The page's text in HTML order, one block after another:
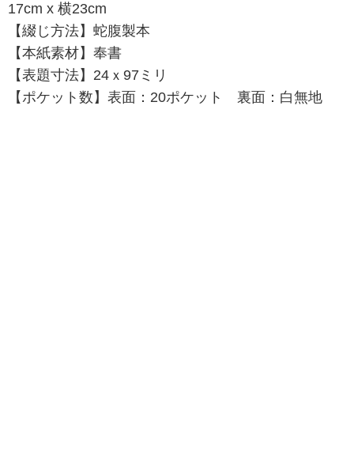
17cm x 横23cm
【綴じ方法】蛇腹製本
【本紙素材】奉書
【表題寸法】24ｘ97ミリ
【ポケット数】表面：20ポケット 裏面：白無地